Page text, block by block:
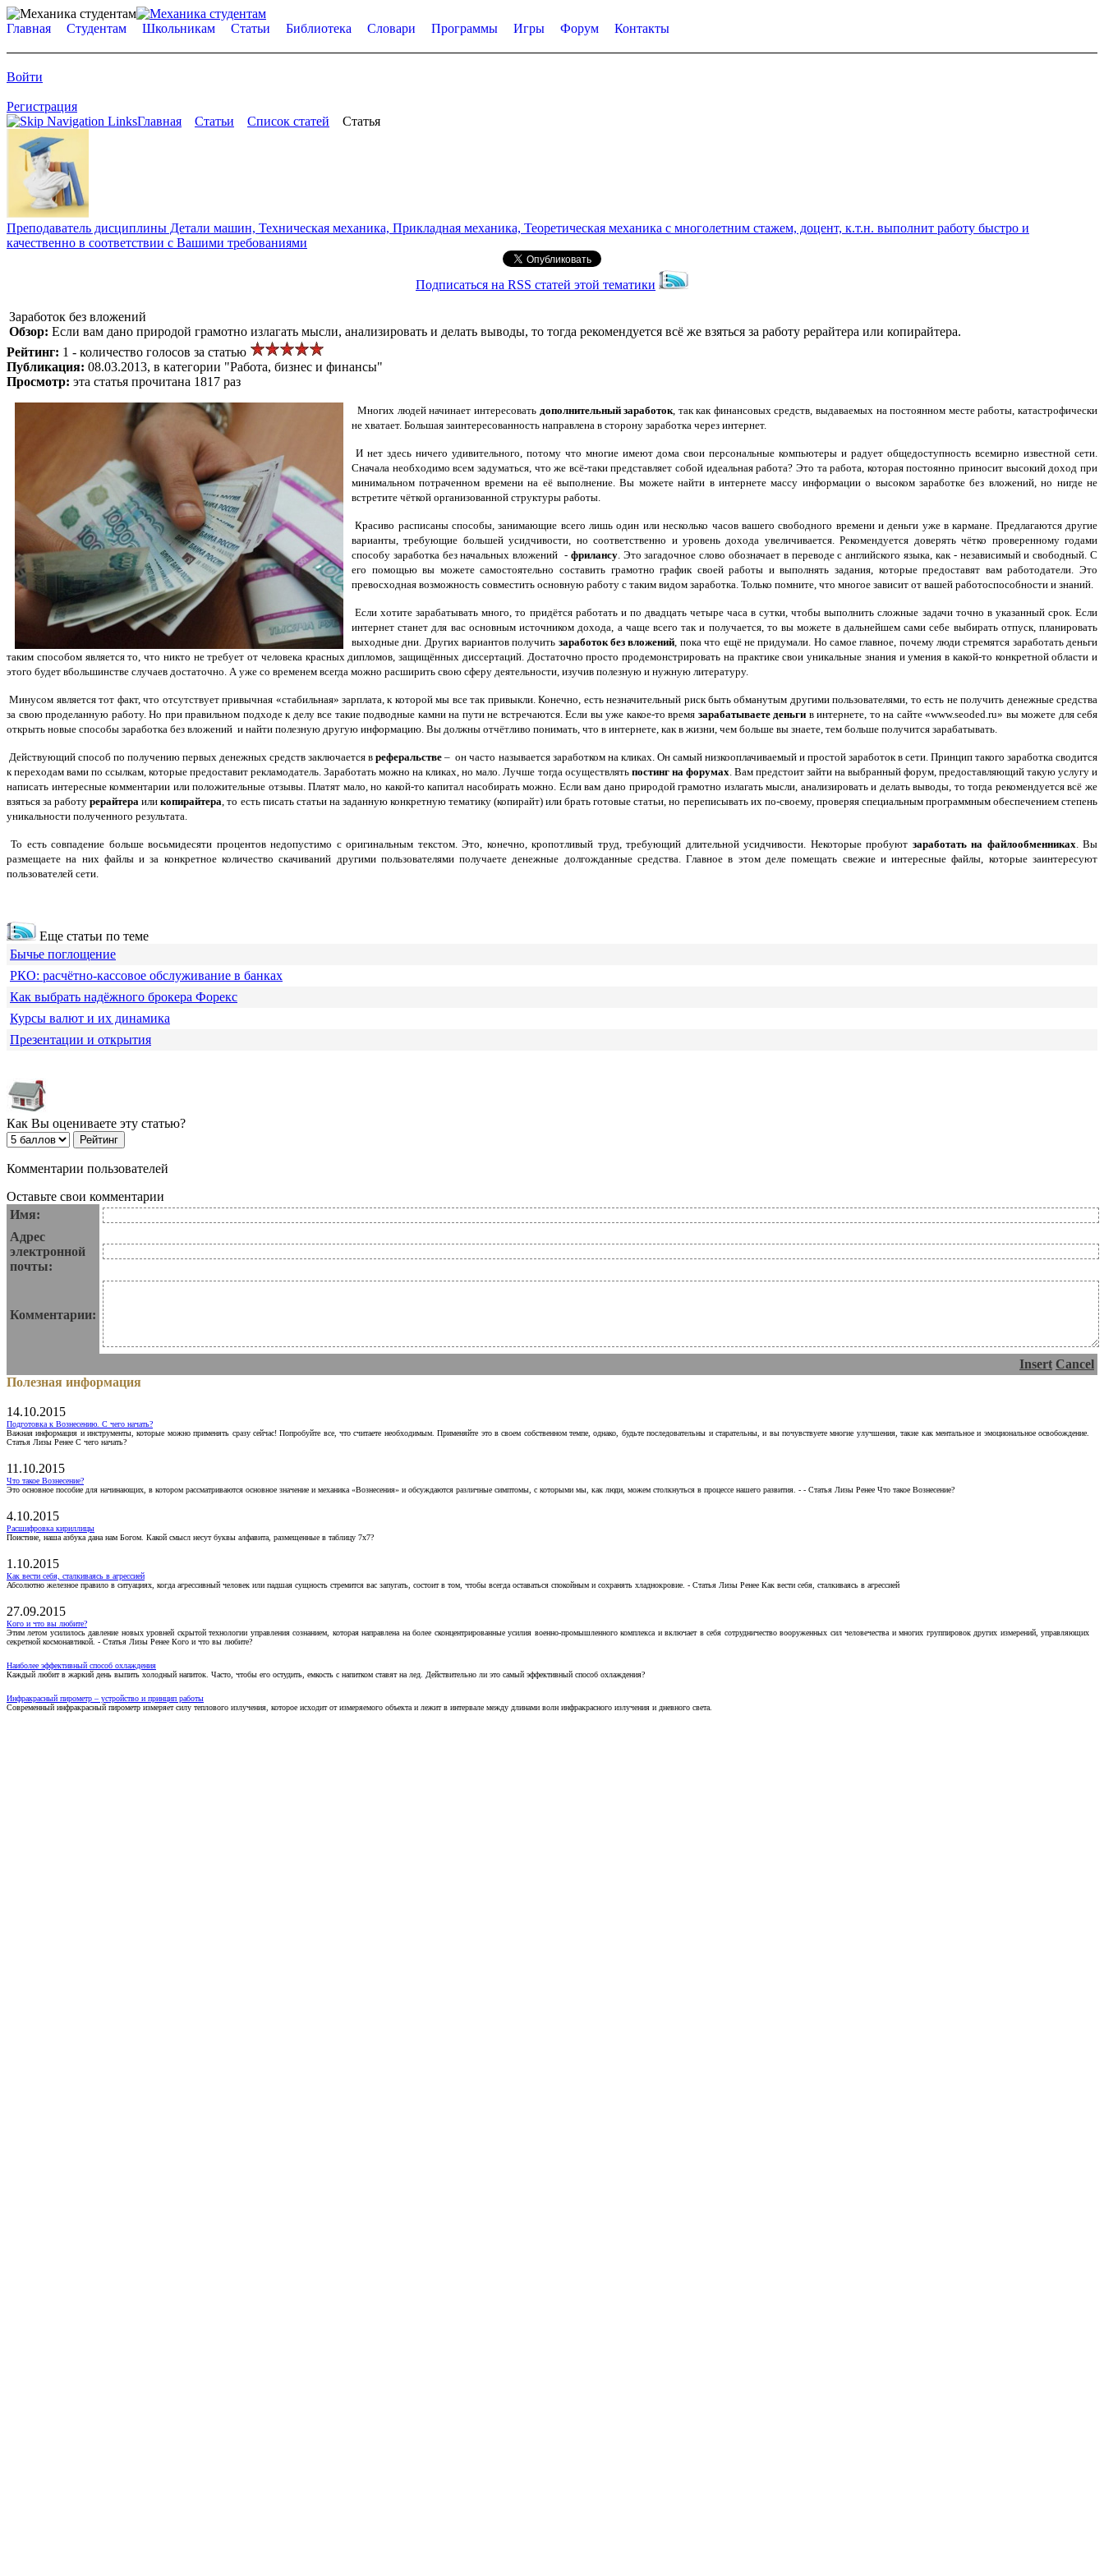
Главная Студентам Школьникам Статьи Библиотека Словари Программы Игры Форум Контакты
Войти
Регистрация
Главная
Статьи Список статей Статья
Преподаватель дисциплины Детали машин, Техническая механика, Прикладная механика, Теоретическая механика с многолетним стажем, доцент, к.т.н. выполнит работу быстро и
качественно в соответствии с Вашими требованиями
Подписаться на RSS статей этой тематики
Заработок без вложений
Обзор: Если вам дано природой грамотно излагать мысли, анализировать и делать выводы, то тогда рекомендуется всё же взяться за работу рерайтера или копирайтера.
Рейтинг: 1 - количество голосов за статью
Публикация: 08.03.2013, в категории "Работа, бизнес и финансы"
Просмотр: эта статья прочитана 1817 раз
Многих людей начинает интересовать дополнительный заработок , так как финансовых средств, выдаваемых на постоянном месте работы, катастрофически
не хватает. Большая заинтересованность направлена в сторону заработка через интернет.
И нет здесь ничего удивительного, потому что многие имеют дома свои персональные компьютеры и радует общедоступность всемирно известной сети.
Сначала необходимо всем задуматься, что же всё-таки представляет собой идеальная работа? Это та работа, которая постоянно приносит высокий доход при
минимальном потраченном времени на её выполнение. Вы можете найти в интернете массу информации о высоком заработке без вложений, но нигде не
встретите чёткой организованной структуры работы.
Красиво расписаны способы, занимающие всего лишь один или несколько часов вашего свободного времени и деньги уже в кармане. Предлагаются другие
варианты, требующие большей усидчивости, но соответственно и уровень дохода увеличивается. Рекомендуется доверять чётко проверенному годами
способу заработка без начальных вложений - фрилансу. Это загадочное слово обозначает в переводе с английского языка, как - независимый и свободный. С
его помощью вы можете самостоятельно составить грамотно график своей работы и выполнять задания, которые предоставят вам работодатели. Это
превосходная возможность совместить основную работу с таким видом заработка. Только помните, что многое зависит от вашей работоспособности и знаний.
Если хотите зарабатывать много, то придётся работать и по двадцать четыре часа в сутки, чтобы выполнить сложные задачи точно в указанный срок. Если
интернет станет для вас основным источником дохода, а чаще всего так и получается, то вы можете в дальнейшем сами себе выбирать отпуск, планировать
выходные дни. Других вариантов получить заработок без вложений , пока что ещё не придумали. Но самое главное, почему люди стремятся заработать деньги
таким способом является то, что никто не требует от человека красных дипломов, защищённых диссертаций. Достаточно просто продемонстрировать на практике свои уникальные знания и умения в какой-то конкретной области и
этого будет вбольшинстве случаев достаточно. А уже со временем всегда можно расширить свою сферу деятельности, изучив полезную и нужную литературу.
Минусом является тот факт, что отсутствует привычная «стабильная» зарплата, к которой мы все так привыкли. Конечно, есть незначительный риск быть обманутым другими пользователями, то есть не получить денежные средства
за свою проделанную работу. Но при правильном подходе к делу все такие подводные камни на пути не встречаются. Если вы уже какое-то время зарабатываете деньги в интернете, то на сайте «www.seoded.ru» вы можете для себя
открыть новые способы заработка без вложений и найти полезную другую информацию. Вы должны отчётливо понимать, что в интернете, как в жизни, чем больше вы знаете, тем больше получится зарабатывать.
Действующий способ по получению первых денежных средств заключается вреферальстве – он часто называется заработком на кликах. Он самый низкооплачиваемый и простой заработок в сети. Принцип такого заработка сводится
к переходам вами по ссылкам, которые предоставит рекламодатель. Заработать можно на кликах, но мало. Лучше тогда осуществлять постинг на форумах . Вам предстоит зайти на выбранный форум, предоставляющий такую услугу и
написать интересные комментарии или положительные отзывы. Платят мало, но какой-то капитал насобирать можно. Если вам дано природой грамотно излагать мысли, анализировать и делать выводы, то тогда рекомендуется всё же
взяться за работурерайтераиликопирайтера , то есть писать статьи на заданную конкретную тематику (копирайт) или брать готовые статьи, но переписывать их по-своему, проверяя специальным программным обеспечением степень
уникальности полученного результата.
То есть совпадение больше восьмидесяти процентов недопустимо с оригинальным текстом. Это, конечно, кропотливый труд, требующий длительной усидчивости. Некоторые пробуют заработать на файлообменниках . Вы
размещаете на них файлы и за конкретное количество скачиваний другими пользователями получаете денежные долгожданные средства. Главное в этом деле помещать свежие и интересные файлы, которые заинтересуют
пользователей сети.
Еще статьи по теме
Бычье поглощение
РКО: расчётно-кассовое обслуживание в банках
Как выбрать надёжного брокера Форекс
Курсы валют и их динамика
Презентации и открытия
Как Вы оцениваете эту статью?
Комментарии пользователей
Оставьте свои комментарии
Имя:
Адрес
электронной
почты:
Комментарии:
Insert Cancel
Полезная информация
14.10.2015
Подготовка к Вознесению. С чего начать?
Важная информация и инструменты, которые можно применять сразу сейчас! Попробуйте все, что считаете необходимым. Применяйте это в своем собственном темпе, однако, будьте последовательны и старательны, и вы почувствуете многие улучшения, такие как ментальное и эмоциональное освобождение.
Статья Лизы Ренее С чего начать?
11.10.2015
Что такое Вознесение?
Это основное пособие для начинающих, в котором рассматриваются основное значение и механика «Вознесения» и обсуждаются различные симптомы, с которыми мы, как люди, можем столкнуться в процессе нашего развития. - - Статья Лизы Ренее Что такое Вознесение?
4.10.2015
Расшифровка кириллицы
Поистине, наша азбука дана нам Богом. Какой смысл несут буквы алфавита, размещенные в таблицу 7х7?
1.10.2015
Как вести себя, сталкиваясь в агрессией
Абсолютно железное правило в ситуациях, когда агрессивный человек или падшая сущность стремится вас запугать, состоит в том, чтобы всегда оставаться спокойным и сохранять хладнокровие. - Статья Лизы Ренее Как вести себя, сталкиваясь в агрессией
27.09.2015
Кого и что вы любите?
Этим летом усилилось давление новых уровней скрытой технологии управления сознанием, которая направлена на более сконцентрированные усилия военно-промышленного комплекса и включает в себя сотрудничество вооруженных сил человечества и многих группировок других измерений, управляющих
секретной космонавтикой. - Статья Лизы Ренее Кого и что вы любите?
Наиболее эффективный способ охлаждения
Каждый любит в жаркий день выпить холодный напиток. Часто, чтобы его остудить, емкость с напитком ставят на лед. Действительно ли это самый эффективный способ охлаждения?
Инфракрасный пирометр – устройство и принцип работы
Современный инфракрасный пирометр измеряет силу теплового излучения, которое исходит от измеряемого объекта и лежит в интервале между длинами волн инфракрасного излучения и дневного света.